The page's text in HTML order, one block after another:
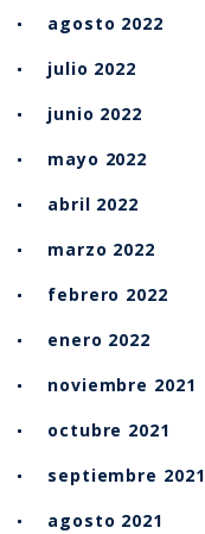
agosto 2022
julio 2022
junio 2022
mayo 2022
abril 2022
marzo 2022
febrero 2022
enero 2022
noviembre 2021
octubre 2021
septiembre 2021
agosto 2021